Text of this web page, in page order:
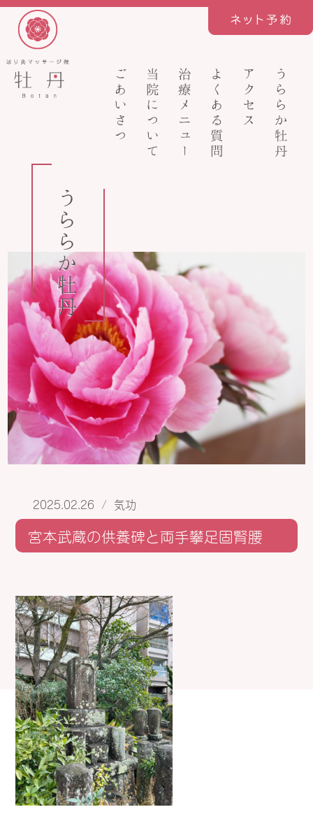
ごあいさつ 当院について 治療メニュー よくある質問 アクセス うららか牡丹
うららか牡丹
2025.02.26 / 気功
宮本武蔵の供養碑と両手攀足固腎腰